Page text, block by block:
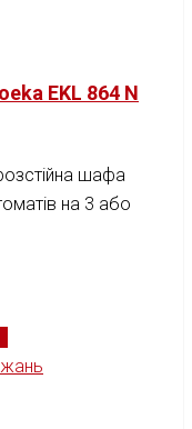
EKL 864 N
шафа
на 3 або